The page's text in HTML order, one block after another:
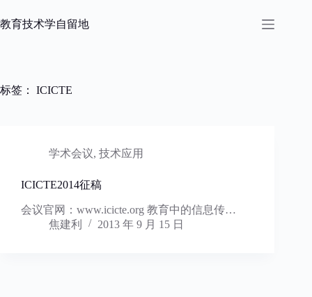
过
教育技术学自留地
标签： ICICTE
学术会议, 技术应用
ICICTE2014征稿
会议官网：www.icicte.org 教育中的信息传…
焦建利
2013 年 9 月 15 日